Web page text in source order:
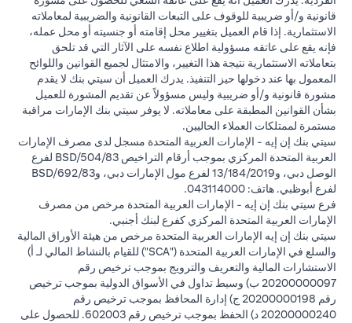
قانونية و/أو ضريبية للوقوف على التبعات القانونية والضريبية لمعاملاته
الاستثمارية. إذا قام العميل بتغيير محل إقامته أو جنسيته أو محل عمله،
فإنه يقع على عاتقه مسؤولية اطلاع نفسه على الآثار التي قد تلحق
بتعاملاته الاستثمارية نتيجة هذا التغيير، والامتثال لجميع القوانين واللوائح
المعمول بها عند دخولها حيز التنفيذ. يدرك العميل أن سيتي بنك لا يقدم
مشورة قانونية و/أو ضريبية وليس مسؤولاً عن تقديم المشورة للعميل
بشأن القوانين المطبقة على معاملاته. لا يوفر سيتي بنك الإمارات مراقبة
مستمرة لممتلكات العملاء الحاليين.
سيتي بنك إن إيه - الإمارات العربية المتحدة مسجل لدى مصرف الإمارات
العربية المتحدة المركزي بموجب أرقام التراخيص BSD/504/83 لفرع
الوصل دبي، و13/184/2019 لفرع مول الإمارات دبي، وBSD/692/83
لفرع أبوظبي. هاتف: 043114000.
فرع سيتي بنك إن إيه - الإمارات العربية المتحدة مرخص من مصرف
الإمارات العربية المتحدة المركزي كفرع لبنك أجنبي.
سيتي بنك إن إيه الإمارات العربية المتحدة مرخص من هيئة الأوراق المالية
والسلع في الإمارات العربية المتحدة ("SCA") للقيام بالنشاط المالي لـ أ)
الاستشارات المالية والتعريف والترويج بموجب ترخيص رقم
20200000097 ب) وسيط تداول في الأسواق الدولية بموجب ترخيص
رقم 20200000198 ج) إدارة المحافظ بموجب ترخيص رقم
20200000240 د) الحفظ بموجب ترخيص رقم 602003. للحصول على